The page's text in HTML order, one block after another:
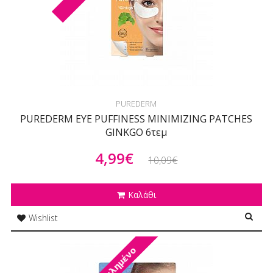
PUREDERM
PUREDERM EYE PUFFINESS MINIMIZING PATCHES
GINKGO 6τεμ
4,99€ 10,09€
Καλάθι
Wishlist